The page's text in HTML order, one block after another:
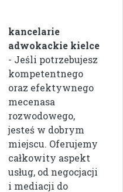
kancelarie
adwokackie kielce
- Jeśli potrzebujesz
kompetentnego
oraz efektywnego
mecenasa
rozwodowego,
jesteś w dobrym
miejscu. Oferujemy
całkowity aspekt
usług, od negocjacji
i mediacji do